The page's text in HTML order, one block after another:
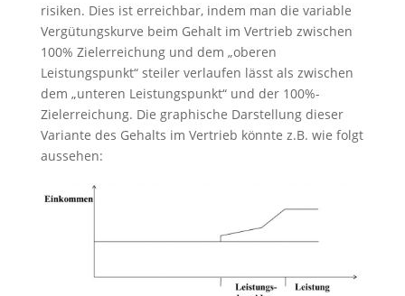
risiken. Dies ist erreichbar, indem man die variable
Vergütungskurve beim Gehalt im Vertrieb zwischen
100% Zielerreichung und dem „oberen
Leistungspunkt“ steiler verlaufen lässt als zwischen
dem „unteren Leistungspunkt“ und der 100%-
Zielerreichung. Die graphische Darstellung dieser
Variante des Gehalts im Vertrieb könnte z.B. wie folgt
aussehen: